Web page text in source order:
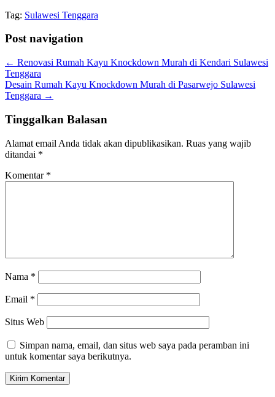
Tag: Sulawesi Tenggara
Post navigation
← Renovasi Rumah Kayu Knockdown Murah di Kendari Sulawesi
Tenggara
Desain Rumah Kayu Knockdown Murah di Pasarwejo Sulawesi
Tenggara →
Tinggalkan Balasan
Alamat email Anda tidak akan dipublikasikan. Ruas yang wajib
ditandai *
Komentar *
Nama *
Email *
Situs Web
Simpan nama, email, dan situs web saya pada peramban ini
untuk komentar saya berikutnya.